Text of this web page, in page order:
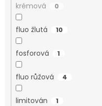
krémová 0
fluo žlutá 10
fosforová 1
fluo růžová 4
limitován 1